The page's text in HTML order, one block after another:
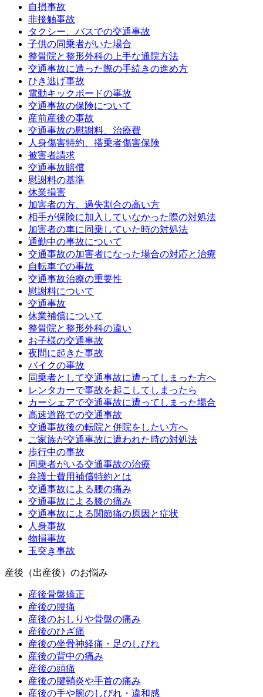
自損事故
非接触事故
タクシー、バスでの交通事故
子供の同乗者がいた場合
整骨院と整形外科の上手な通院方法
交通事故に遭った際の手続きの進め方
ひき逃げ事故
電動キックボードの事故
交通事故の保険について
産前産後の事故
交通事故の慰謝料、治療費
人身傷害特約、搭乗者傷害保険
被害者請求
交通事故賠償
慰謝料の基準
休業損害
加害者の方、過失割合の高い方
相手が保険に加入していなかった際の対処法
加害者の車に同乗していた時の対処法
通勤中の事故について
交通事故の加害者になった場合の対応と治療
自転車での事故
交通事故治療の重要性
慰謝料について
交通事故
休業補償について
整骨院と整形外科の違い
お子様の交通事故
夜間に起きた事故
バイクの事故
同乗者として交通事故に遭ってしまった方へ
レンタカーで事故を起こしてしまったら
カーシェアで交通事故に遭ってしまった場合
高速道路での交通事故
交通事故後の転院と併院をしたい方へ
ご家族が交通事故に遭われた時の対処法
歩行中の事故
同乗者がいる交通事故の治療
弁護士費用補償特約とは
交通事故による腰の痛み
交通事故による膝の痛み
交通事故による関節痛の原因と症状
人身事故
物損事故
玉突き事故
産後（出産後）のお悩み
産後骨盤矯正
産後の腰痛
産後のおしりや骨盤の痛み
産後のひざ痛
産後の坐骨神経痛・足のしびれ
産後の背中の痛み
産後の頭痛
産後の腱鞘炎や手首の痛み
産後の手や腕のしびれ・違和感